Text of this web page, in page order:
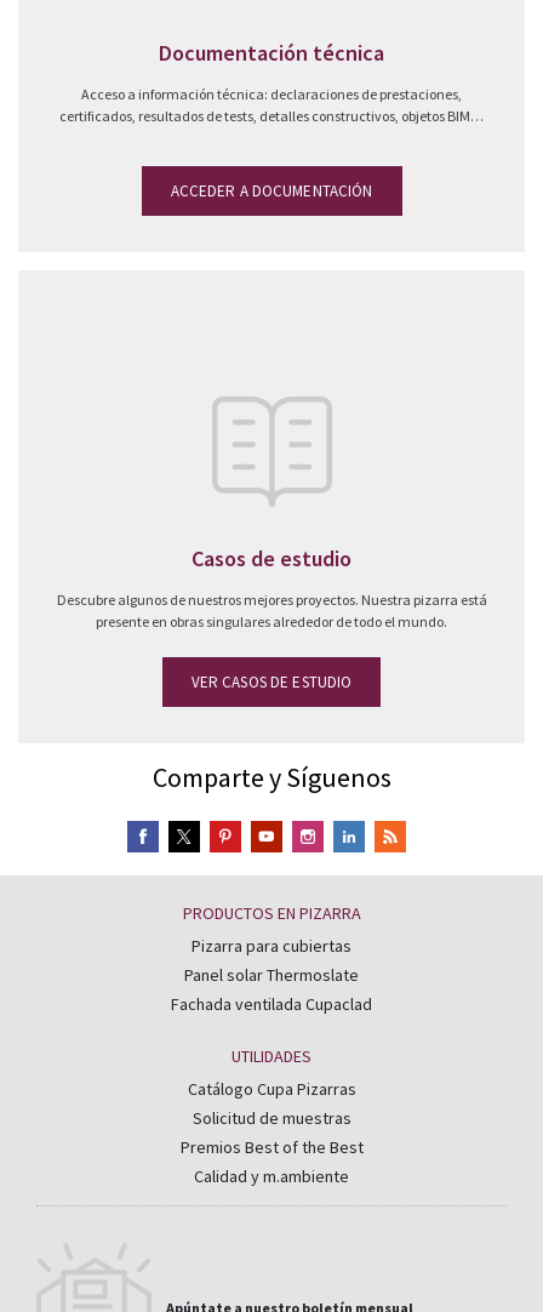
Documentación técnica
Acceso a información técnica: declaraciones de prestaciones,
certificados, resultados de tests, detalles constructivos, objetos BIM…
ACCEDER A DOCUMENTACIÓN
Casos de estudio
Descubre algunos de nuestros mejores proyectos. Nuestra pizarra está
presente en obras singulares alrededor de todo el mundo.
VER CASOS DE ESTUDIO
Comparte y Síguenos
PRODUCTOS EN PIZARRA
Pizarra para cubiertas
Panel solar Thermoslate
Fachada ventilada Cupaclad
UTILIDADES
Catálogo Cupa Pizarras
Solicitud de muestras
Premios Best of the Best
Calidad y m.ambiente
Apúntate a nuestro boletín mensual